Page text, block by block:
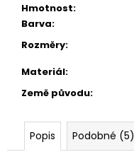
Hmotnost:
Barva:
Rozměry:
Materiál:
Země původu:
Popis Podobné (5)